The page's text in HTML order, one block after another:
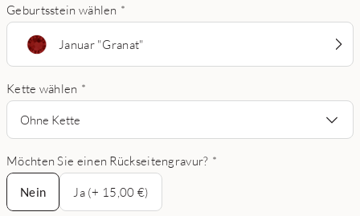
Geburtsstein wählen *
Januar "Granat"
Kette wählen *
Ohne Kette
Möchten Sie einen Rückseitengravur? *
Nein
Nein
Ja (+ 15,00 €)